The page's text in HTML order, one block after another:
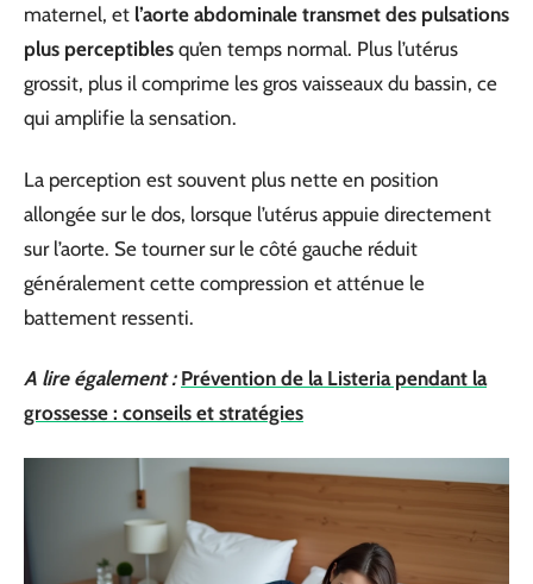
maternel, et l’aorte abdominale transmet des pulsations
plus perceptibles qu’en temps normal. Plus l’utérus
grossit, plus il comprime les gros vaisseaux du bassin, ce
qui amplifie la sensation.
La perception est souvent plus nette en position
allongée sur le dos, lorsque l’utérus appuie directement
sur l’aorte. Se tourner sur le côté gauche réduit
généralement cette compression et atténue le
battement ressenti.
A lire également : Prévention de la Listeria pendant la
grossesse : conseils et stratégies